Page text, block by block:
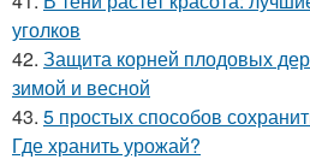
уголков
42. Защита корней плодовых
зимой и весной
43. 5 простых способов
Где хранить урожай?